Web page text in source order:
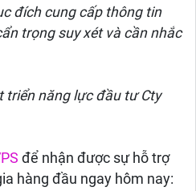
đích cung cấp thông tin
trọng suy xét và cần nhắc
triển năng lực đầu tư Cty
để nhận được sự hỗ trợ
hàng đầu ngay hôm nay: